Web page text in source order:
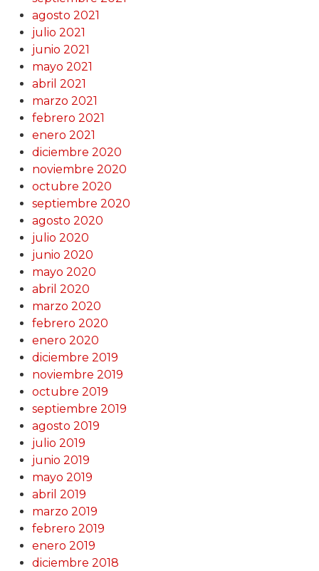
agosto 2021
julio 2021
junio 2021
mayo 2021
abril 2021
marzo 2021
febrero 2021
enero 2021
diciembre 2020
noviembre 2020
octubre 2020
septiembre 2020
agosto 2020
julio 2020
junio 2020
mayo 2020
abril 2020
marzo 2020
febrero 2020
enero 2020
diciembre 2019
noviembre 2019
octubre 2019
septiembre 2019
agosto 2019
julio 2019
junio 2019
mayo 2019
abril 2019
marzo 2019
febrero 2019
enero 2019
diciembre 2018